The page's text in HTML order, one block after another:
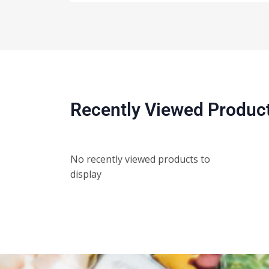
Recently Viewed
No recently viewed products to
display